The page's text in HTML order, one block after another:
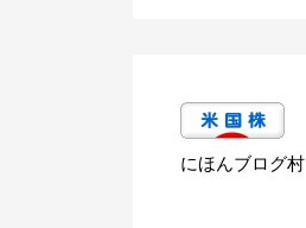
にほんブログ村